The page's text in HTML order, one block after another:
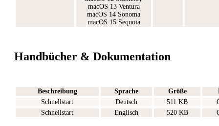
macOS 13 Ventura
macOS 14 Sonoma
macOS 15 Sequoia
Handbücher & Dokumentation
Beschreibung Sprache Größe
Schnellstart
Deutsch 511 KB
Schnellstart
Englisch 520 KB